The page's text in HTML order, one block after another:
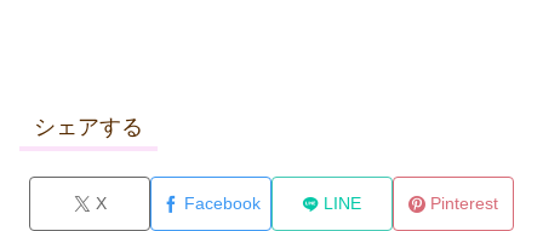
シェアする
X Facebook LINE Pinterest